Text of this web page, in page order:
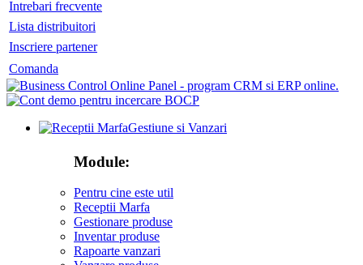
Intrebari frecvente
Lista distribuitori
Inscriere partener
Comanda
Gestiune si Vanzari
Module:
Pentru cine este util
Receptii Marfa
Gestionare produse
Inventar produse
Rapoarte vanzari